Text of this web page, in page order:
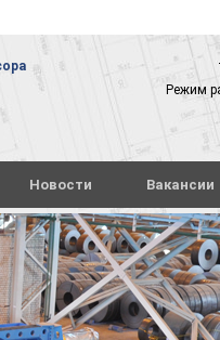
Режим
Новости Вакансии